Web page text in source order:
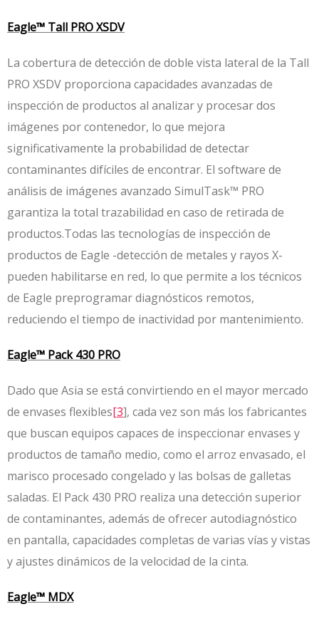
Eagle™ Tall PRO XSDV
La cobertura de detección de doble vista lateral de la Tall
PRO XSDV proporciona capacidades avanzadas de
inspección de productos al analizar y procesar dos
imágenes por contenedor, lo que mejora
significativamente la probabilidad de detectar
contaminantes difíciles de encontrar. El software de
análisis de imágenes avanzado SimulTask™ PRO
garantiza la total trazabilidad en caso de retirada de
productos.Todas las tecnologías de inspección de
productos de Eagle -detección de metales y rayos X-
pueden habilitarse en red, lo que permite a los técnicos
de Eagle preprogramar diagnósticos remotos,
reduciendo el tiempo de inactividad por mantenimiento.
Eagle™ Pack 430 PRO
Dado que Asia se está convirtiendo en el mayor mercado
de envases flexibles[3], cada vez son más los fabricantes
que buscan equipos capaces de inspeccionar envases y
productos de tamaño medio, como el arroz envasado, el
marisco procesado congelado y las bolsas de galletas
saladas. El Pack 430 PRO realiza una detección superior
de contaminantes, además de ofrecer autodiagnóstico
en pantalla, capacidades completas de varias vías y vistas
y ajustes dinámicos de la velocidad de la cinta.
Eagle™ MDX